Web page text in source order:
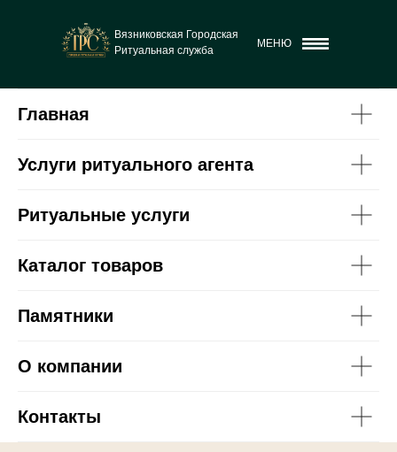
Вязниковская Городская
Ритуальная служба
МЕНЮ
Главная
Услуги ритуального агента
Ритуальные услуги
Каталог товаров
Памятники
О компании
Контакты